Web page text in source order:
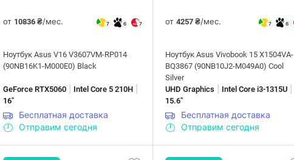
от 10836 ₴/мес. 7 6 7
Ноутбук Asus V16 V3607VM-RP014
(90NB16K1-M000E0) Black
GeForce RTX5060 Intel Core 5 210H
16"
Бесплатная доставка
Отправим сегодня
от4257 ₴/мес. 7 6
Ноутбук Asus Vivobook 15 X1504VA-
BQ3867 (90NB10J2-M049A0) Cool
Silver
UHD Graphics
Intel Core i3-1315U
15.6"
Бесплатная доставка
Отправим сегодня